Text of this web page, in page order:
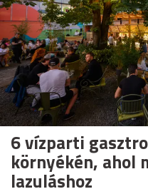
6 vízparti
környékén, ahol
lazuláshoz